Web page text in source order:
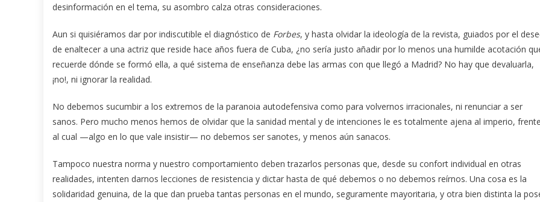
desinformación en el tema, su asombro calza otras consideraciones.
Aun si quisiéramos dar por indiscutible el diagnóstico de Forbes, y hasta olvidar la ideología de la revista, guiados por el
de enaltecer a una actriz que reside hace años fuera de Cuba, ¿no sería justo añadir por lo menos una humilde acotación
recuerde dónde se formó ella, a qué sistema de enseñanza debe las armas con que llegó a Madrid? No hay que devaluarla,
¡no!, ni ignorar la realidad.
No debemos sucumbir a los extremos de la paranoia autodefensiva como para volvernos irracionales, ni renunciar a ser
sanos. Pero mucho menos hemos de olvidar que la sanidad mental y de intenciones le es totalmente ajena al imperio, frente
al cual —algo en lo que vale insistir— no debemos ser sanotes, y menos aún sanacos.
Tampoco nuestra norma y nuestro comportamiento deben trazarlos personas que, desde su confort individual en otras
realidades, intenten darnos lecciones de resistencia y dictar hasta de qué debemos o no debemos reírnos. Una cosa es la
solidaridad genuina, de la que dan prueba tantas personas en el mundo, seguramente mayoritaria, y otra bien distinta la